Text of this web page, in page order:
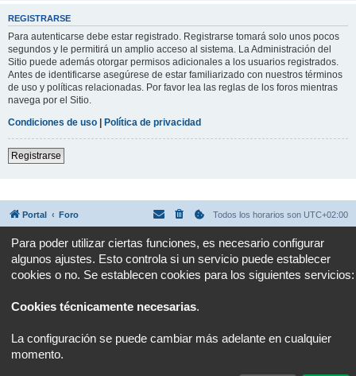
REGISTRARSE
Para autenticarse debe estar registrado. Registrarse tomará solo unos pocos
segundos y le permitirá un amplio acceso al sistema. La Administración del
Sitio puede además otorgar permisos adicionales a los usuarios registrados.
Antes de identificarse asegúrese de estar familiarizado con nuestros términos
de uso y políticas relacionadas. Por favor lea las reglas de los foros mientras
navega por el Sitio.
Condiciones de uso | Política de privacidad
Registrarse
Portal Foro Todos los horarios son UTC+02:00
Desarrollado porphpBB® Forum Software © phpBB Limited
Traducción al español porphpBB España
Privacidad|Condiciones
Para poder utilizar ciertas funciones, es necesario configurar
algunos ajustes. Esto controla si un servicio puede establecer
cookies o no. Se establecen cookies para los siguientes servicios:
Cookies técnicamente necesarias.
La configuración se puede cambiar más adelante en cualquier
momento.